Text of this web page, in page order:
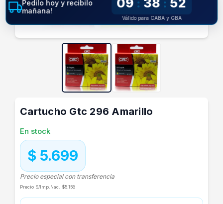
Cartucho Gtc 296 Amarillo
En stock
$ 5.699
Precio especial con transferencia
Precio S/Imp.Nac. $5.158
Pedilo hoy y recibilo
mañana!
09 : 38 : 52
Válido para CABA y GBA